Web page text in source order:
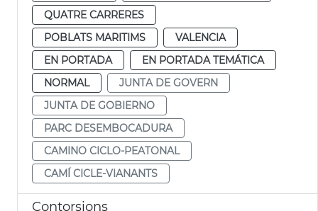
QUATRE CARRERES
POBLATS MARITIMS
VALENCIA
EN PORTADA
EN PORTADA TEMÁTICA
NORMAL
JUNTA DE GOVERN
JUNTA DE GOBIERNO
PARC DESEMBOCADURA
CAMINO CICLO-PEATONAL
CAMÍ CICLE-VIANANTS
Contorsions